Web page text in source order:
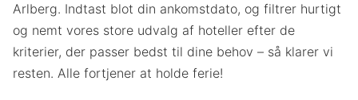
Arlberg. Indtast blot din ankomstdato, og filtrer hurtigt
og nemt vores store udvalg af hoteller efter de
kriterier, der passer bedst til dine behov – så klarer vi
resten. Alle fortjener at holde ferie!